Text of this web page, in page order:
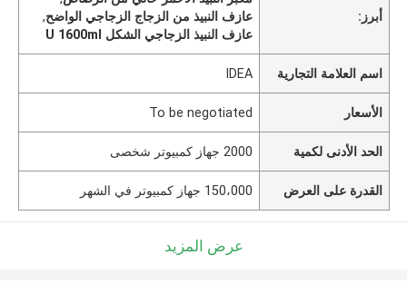
أبرز:
عازف النبيذ من الزجاج الزجاجي الواضح,
عازف النبيذ الزجاجي الشكل U 1600ml
اسم العلامة التجارية IDEA
الأسعار To be negotiated
الحد الأدنى لكمية 2000 جهاز كمبيوتر شخصى
القدرة على العرض 150،000 جهاز كمبيوتر في الشهر
عرض المزيد